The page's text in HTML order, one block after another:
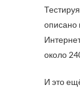
описано
около
И это